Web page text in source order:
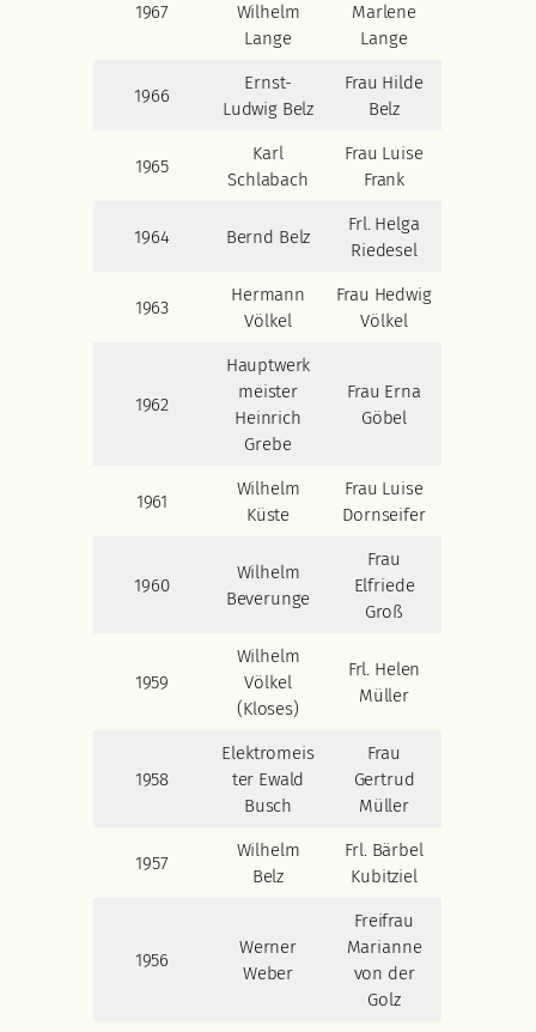
1967
Wilhelm
Lange
Marlene
Lange
1966
Ernst-
Ludwig Belz
Frau Hilde
Belz
1965
Karl
Schlabach
Frau Luise
Frank
1964 Bernd Belz
Frl. Helga
Riedesel
1963
Hermann
Völkel
Frau Hedwig
Völkel
1962
Hauptwerk
meister
Heinrich
Grebe
Frau Erna
Göbel
1961
Wilhelm
Küste
Frau Luise
Dornseifer
1960
Wilhelm
Beverunge
Frau
Elfriede
Groß
1959
Wilhelm
Völkel
(Kloses)
Frl. Helen
Müller
1958
Elektromeis
ter Ewald
Busch
Frau
Gertrud
Müller
1957
Wilhelm
Belz
Frl. Bärbel
Kubitziel
1956
Werner
Weber
Freifrau
Marianne
von der
Golz